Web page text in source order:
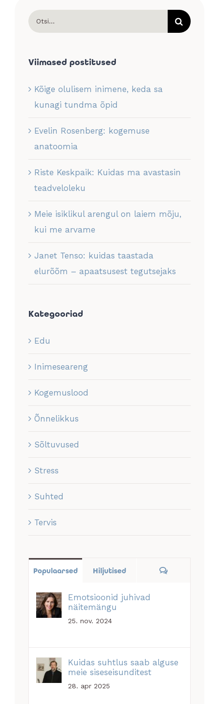
Search
for:
Viimased postitused
Kõige olulisem inimene, keda sa
kunagi tundma õpid
Evelin Rosenberg: kogemuse
anatoomia
Riste Keskpaik: Kuidas ma avastasin
teadveloleku
Meie isiklikul arengul on laiem mõju,
kui me arvame
Janet Tenso: kuidas taastada
elurõõm – apaatsusest tegutsejaks
Kategooriad
Edu
Inimeseareng
Kogemuslood
Õnnelikkus
Sõltuvused
Stress
Suhted
Tervis
Populaarsed Hiljutised Comments
Emotsioonid juhivad
näitemängu
25. nov. 2024
Kuidas suhtlus saab alguse
meie siseseisunditest
28. apr 2025